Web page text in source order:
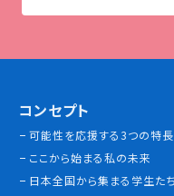
コンセプト
可能性を応援する3つの特長
ここから始まる私の未来
日本全国から集まる学生たち